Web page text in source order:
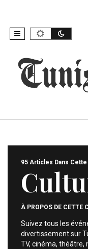
95 Articles Dans
À PROPOS DE CETTE
Suivez tous les
divertissement sur
TV, cinéma,